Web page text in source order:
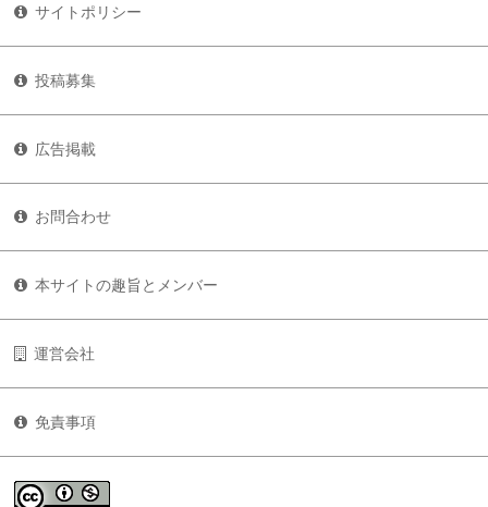
サイトポリシー
投稿募集
広告掲載
お問合わせ
本サイトの趣旨とメンバー
運営会社
免責事項